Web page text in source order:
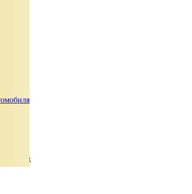
Посад